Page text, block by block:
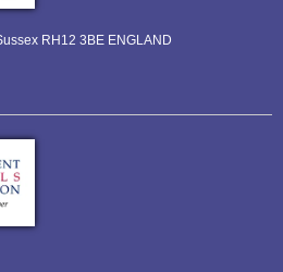
RH12 3BE ENGLAND